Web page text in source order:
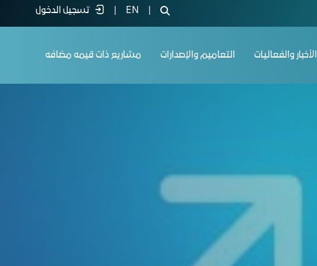
EN تسجيل الدخول
الأخبار والفعاليات التعاميم والإصدارات مشاريع ذات قيمه مضافه